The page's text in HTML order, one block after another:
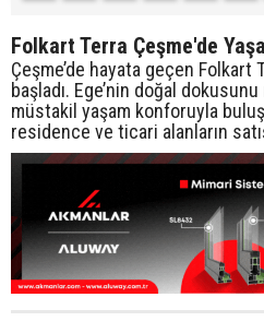
Folkart Terra Çeşme'de
Çeşme’de hayata geçen Folkart
başladı. Ege’nin doğal
müstakil yaşam konforuyla
residence ve ticari alanların